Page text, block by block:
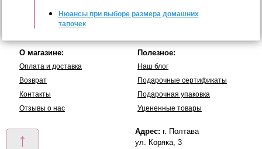
Нюансы при выборе размера домашних
тапочек
↑
О магазине:
Оплата и доставка
Возврат
Контакты
Отзывы о нас
Полезное:
Наш блог
Подарочные сертификаты
Подарочная упаковка
Уцененные товары
Адрес: г. Полтава
ул. Коряка, 3